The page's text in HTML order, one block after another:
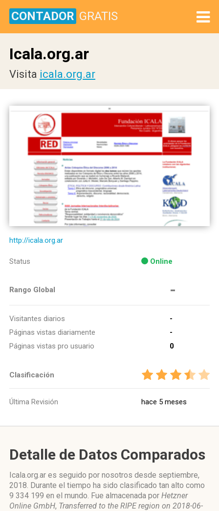
CONTADOR GRATIS
Icala.org.ar
Visita icala.org.ar
http://icala.org.ar
Status Online
Rango Global -
Visitantes diarios
-
Páginas vistas diariamente
-
Páginas vistas pro usuario
0
Clasificación
Última Revisión hace 5 meses
Detalle de Datos Comparados
Icala.org.ar es seguido por nosotros desde septiembre,
2018. Durante el tiempo ha sido clasificado tan alto como
9 334 199 en el mundo. Fue almacenada por Hetzner
Online GmbH, Transferred to the RIPE region on 2018-06-